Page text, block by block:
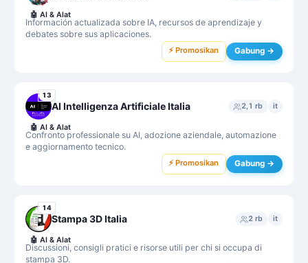
Información actualizada sobre IA, recursos de aprendizaje y
debates sobre sus aplicaciones.
🤖 AI & Alat
⚡ Promosikan Gabung →
13
AI Intelligenza Artificiale Italia 2,1 rb it
Confronto professionale su AI, adozione aziendale, automazione
e aggiornamento tecnico.
🤖 AI & Alat
⚡ Promosikan Gabung →
14
Stampa 3D Italia 2 rb it
Discussioni, consigli pratici e risorse utili per chi si occupa di
stampa 3D.
🤖 AI & Alat